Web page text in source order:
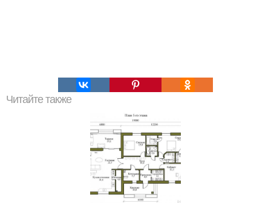
Читайте также